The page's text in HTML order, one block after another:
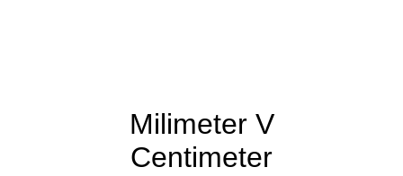
Milimeter V
Centimeter